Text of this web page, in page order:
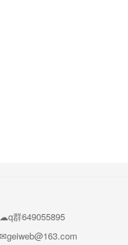
q群649055895
geiweb@163.com